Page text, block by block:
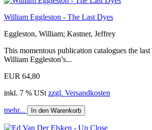
William Eggleston - The Last Dyes
Eggleston, William; Kastner, Jeffrey
This momentous publication catalogues the
William Eggleston’s...
EUR 64,80
inkl. 7 % USt zzgl. Versandkosten
mehr... In den Warenkorb